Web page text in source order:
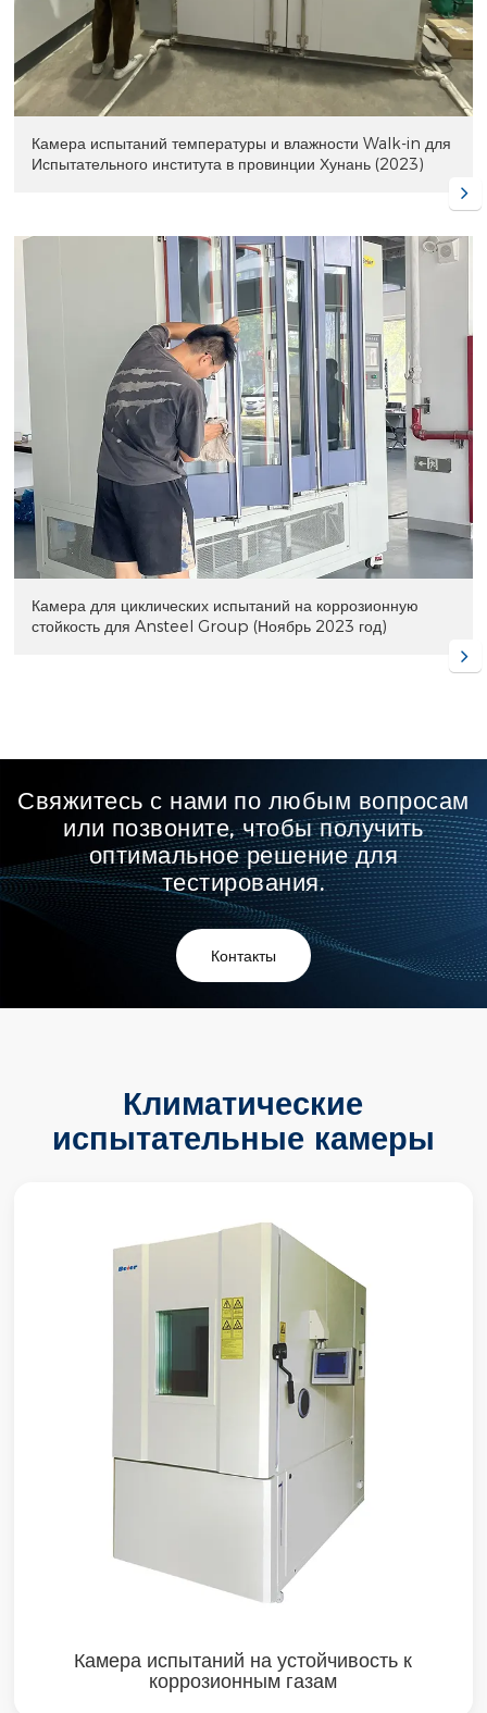
Камера испытаний температуры и влажности Walk-in для
Испытательного института в провинции Хунань (2023)
Камера для циклических испытаний на коррозионную
стойкость для Ansteel Group (Ноябрь 2023 год)
Свяжитесь с нами по любым вопросам
или позвоните, чтобы получить
оптимальное решение для
тестирования.
Контакты
Климатические
испытательные камеры
Камера испытаний на устойчивость к
коррозионным газам